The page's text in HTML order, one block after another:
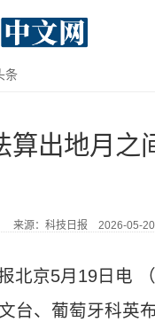
条
算出地月之
来源：科技日报 2026-05-
北京5月19日电
台、葡萄牙科英